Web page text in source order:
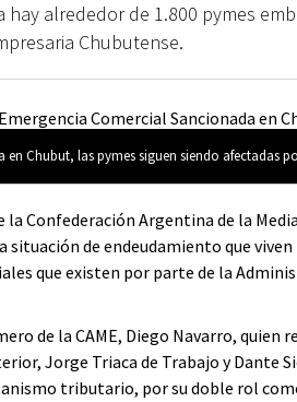
alrededor de 1.800 pymes
Chubutense.
en Chubut, las pymes siguen siendo afectadas
Confederación Argentina de la
de endeudamiento que viven
que existen por parte de la
de la CAME, Diego Navarro,
Jorge Triaca de Trabajo y Dante
tributario, por su doble rol